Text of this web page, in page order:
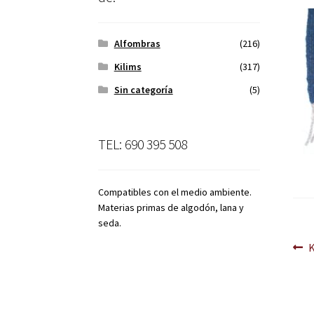
Alfombras
(216)
Kilims
(317)
Sin categoría
(5)
TEL: 690 395 508
Compatibles con el medio ambiente.
Materias primas de algodón, lana y
seda.